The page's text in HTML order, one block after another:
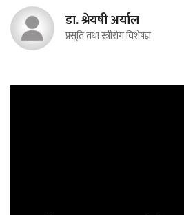
डा. श्रेयषी अर्याल
प्रसूति तथा स्त्रीरोग विशेषज्ञ